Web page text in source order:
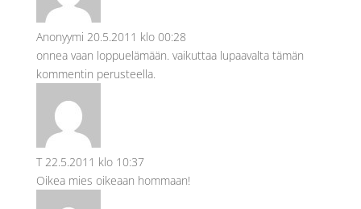
Anonyymi 20.5.2011 klo 00:28
onnea vaan loppuelämään. vaikuttaa lupaavalta tämän
kommentin perusteella.
T 22.5.2011 klo 10:37
Oikea mies oikeaan hommaan!